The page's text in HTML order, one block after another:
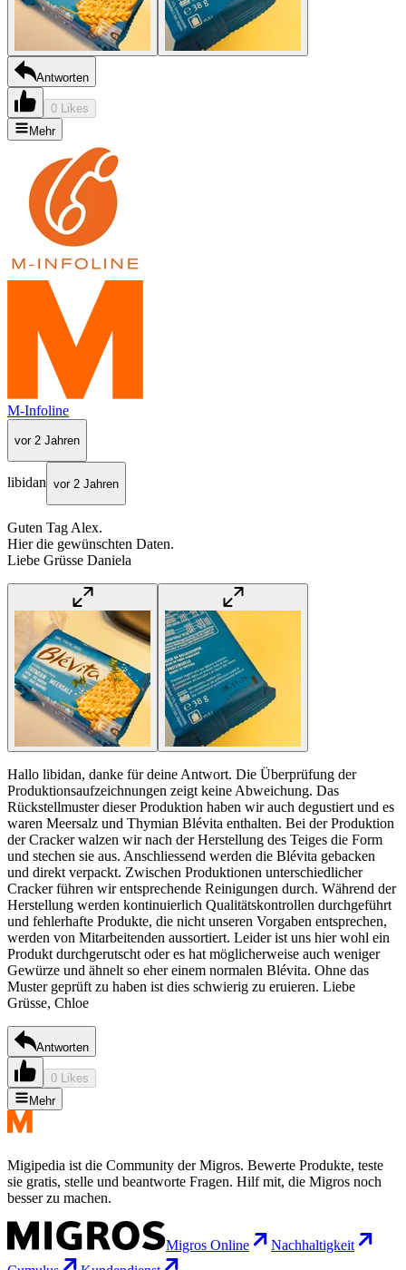
Antworten
0 Likes
Mehr
M-Infoline
vor 2 Jahren
libidan vor 2 Jahren
Guten Tag Alex.
Hier die gewünschten Daten.
Liebe Grüsse Daniela
Hallo libidan, danke für deine Antwort. Die Überprüfung der
Produktionsaufzeichnungen zeigt keine Abweichung. Das
Rückstellmuster dieser Produktion haben wir auch degustiert und es
waren Meersalz und Thymian Blévita enthalten. Bei der Produktion
der Cracker walzen wir nach der Herstellung des Teiges die Form
und stechen sie aus. Anschliessend werden die Blévita gebacken
und direkt verpackt. Zwischen Produktionen unterschiedlicher
Cracker führen wir entsprechende Reinigungen durch. Während der
Herstellung werden kontinuierlich Qualitätskontrollen durchgeführt
und fehlerhafte Produkte, die nicht unseren Vorgaben entsprechen,
werden von Mitarbeitenden aussortiert. Leider ist uns hier wohl ein
Produkt durchgerutscht oder es hat möglicherweise auch weniger
Gewürze und ähnelt so eher einem normalen Blévita. Ohne das
Muster geprüft zu haben ist dies schwierig zu eruieren. Liebe
Grüsse, Chloe
Antworten
0 Likes
Mehr
Migipedia ist die Community der Migros. Bewerte Produkte, teste
sie gratis, stelle und beantworte Fragen. Hilf mit, die Migros noch
besser zu machen.
Migros Online
Nachhaltigkeit